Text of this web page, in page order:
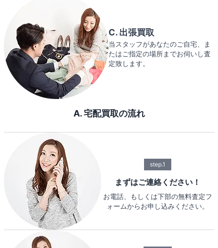
C. 出張買取
当スタッフがあなたのご自宅、ま
たはご指定の場所までお伺いし査
定致します。
A. 宅配買取の流れ
step.1
まずはご連絡ください！
お電話、もしくは下部の無料査定フ
ォームからお申し込みください。